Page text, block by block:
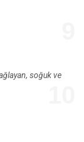
soğuk ve